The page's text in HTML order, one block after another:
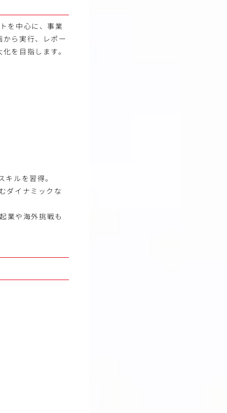
を中心に、事業
ら実行、レポー
を目指します。
ルを習得。
ダイナミックな
業や海外挑戦も